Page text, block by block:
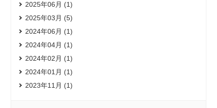
2025年06月 (1)
2025年03月 (5)
2024年06月 (1)
2024年04月 (1)
2024年02月 (1)
2024年01月 (1)
2023年11月 (1)